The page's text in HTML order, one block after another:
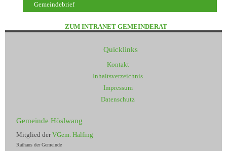
Gemeindebrief
ZUM INTRANET GEMEINDERAT
Quicklinks
Kontakt
Inhaltsverzeichnis
Impressum
Datenschutz
Gemeinde Höslwang
Mitglied derVGem. Halfing
Rathaus der Gemeinde